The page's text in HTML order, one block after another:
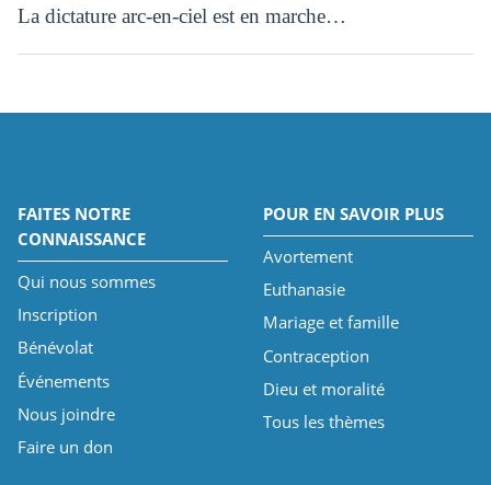
La dictature arc-en-ciel est en marche…
FAITES NOTRE
CONNAISSANCE
Qui nous sommes
Inscription
Bénévolat
Événements
Nous joindre
Faire un don
POUR EN SAVOIR PLUS
Avortement
Euthanasie
Mariage et famille
Contraception
Dieu et moralité
Tous les thèmes